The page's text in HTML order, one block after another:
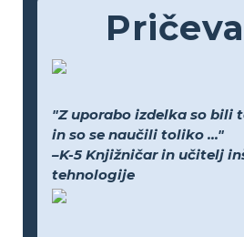
"Z uporabo izdelka so bili
in so se naučili toliko ..."
–K-5 Knjižničar in učitelj
tehnologije